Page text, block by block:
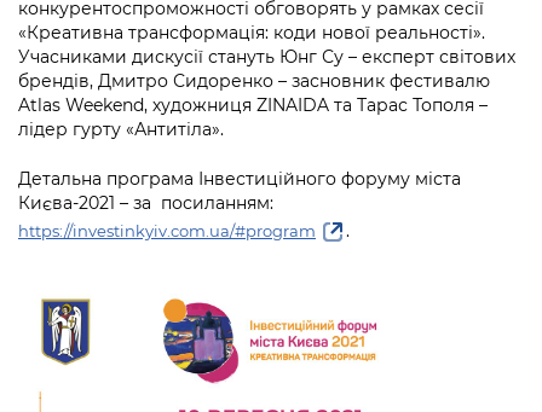
конкурентоспроможності обговорять у рамках сесії
«Креативна трансформація: коди нової реальності».
Учасниками дискусії стануть Юнг Су – експерт світових
брендів, Дмитро Сидоренко – засновник фестивалю
Atlas Weekend, художниця ZINAIDA та Тарас Тополя –
лідер гурту «Антитіла».
Детальна програма Інвестиційного форуму міста
Києва-2021 – за посиланням:
https://investinkyiv.com.ua/#program .